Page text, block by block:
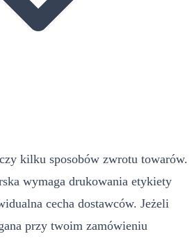
kilku sposobów zwrotu towarów.
wymaga drukowania etykiety
cecha dostawców. Jeżeli
przy twoim zamówieniu